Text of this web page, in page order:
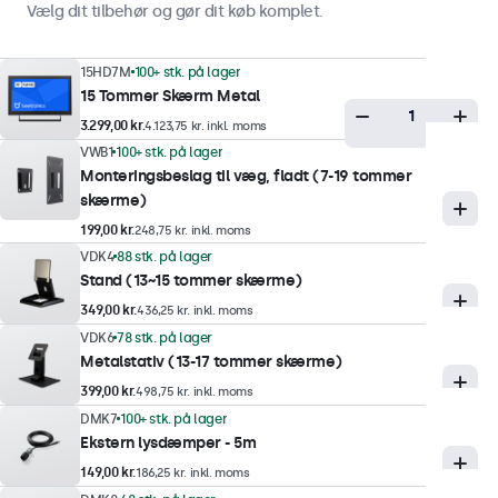
Maksimal lysstyrke
300 nits (typisk)
Minimum lysstyrke
1 nit
Kontrast
700:1
Betragtningsvinkel
178° Horisontal, 178° vertikal
Responstid
10 ms
Understøttede opløsninger
1920 x 1080 (max), 640 x 480 (min)
System
Vælg dit tilbehør og gør dit køb komplet.
15HD7M 100+ stk. på lager
15 Tommer Skærm Metal
3.299,00 kr.4.123,75 kr. inkl. moms
VWB1 100+ stk. på lager
Monteringsbeslag til væg, fladt (7-19 tommer
skærme)
199,00 kr.248,75 kr. inkl. moms
VDK4 88 stk. på lager
Stand (13~15 tommer skærme)
349,00 kr.436,25 kr. inkl. moms
VDK6 78 stk. på lager
Metalstativ (13-17 tommer skærme)
399,00 kr.498,75 kr. inkl. moms
DMK7 100+ stk. på lager
Ekstern lysdæmper - 5m
149,00 kr.186,25 kr. inkl. moms